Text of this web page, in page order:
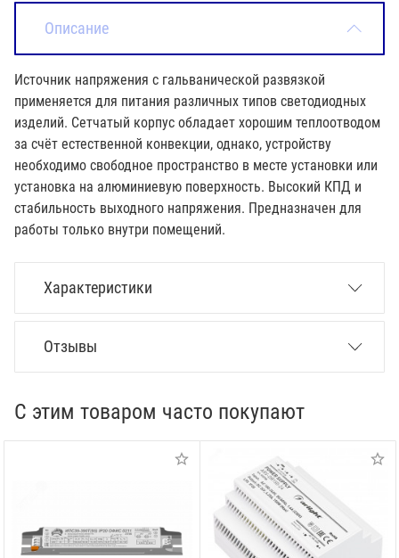
Описание
Источник напряжения с гальванической развязкой
применяется для питания различных типов светодиодных
изделий. Сетчатый корпус обладает хорошим теплоотводом
за счёт естественной конвекции, однако, устройству
необходимо свободное пространство в месте установки или
установка на алюминиевую поверхность. Высокий КПД и
стабильность выходного напряжения. Предназначен для
работы только внутри помещений.
Характеристики
Отзывы
С этим товаром часто покупают